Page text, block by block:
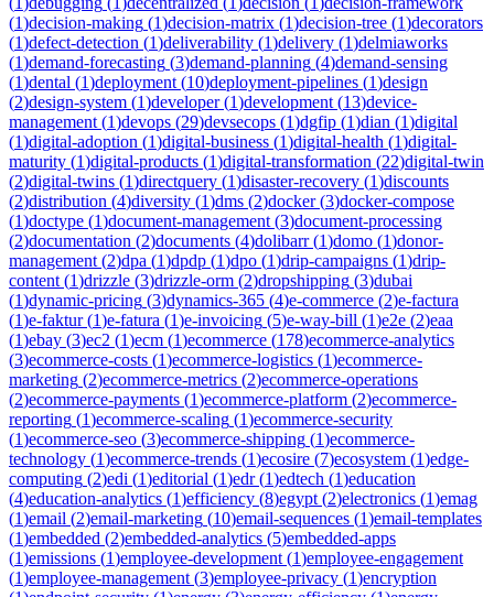
(1)decision-making (1)decision-matrix (1)decision-tree (1)decorators
(1)defect-detection (1)deliverability (1)delivery (1)delmiaworks
(1)demand-forecasting (3)demand-planning (4)demand-sensing
(1)dental (1)deployment (10)deployment-pipelines (1)design
(2)design-system (1)developer(1)development (13)device-
management (1)devops (29)devsecops (1)dgfip (1)dian (1)digital
(1)digital-adoption (1)digital-business (1)digital-health (1)digital-
maturity (1)digital-products (1)digital-transformation (22)digital-twin
(2)digital-twins (1)directquery (1)disaster-recovery (1)discounts
(2)distribution (4)diversity (1)dms (2)docker(3)docker-compose
(1)doctype (1)document-management (3)document-processing
(2)documentation (2)documents (4)dolibarr(1)domo (1)donor-
management (2)dpa (1)dpdp (1)dpo (1)drip-campaigns (1)drip-
content (1)drizzle (3)drizzle-orm (2)dropshipping (3)dubai
(1)dynamic-pricing (3)dynamics-365 (4)e-commerce (2)e-factura
(1)e-faktur(1)e-fatura (1)e-invoicing (5)e-way-bill (1)e2e (2)eaa
(1)ebay (3)ec2 (1)ecm (1)ecommerce (178)ecommerce-analytics
(3)ecommerce-costs (1)ecommerce-logistics (1)ecommerce-
marketing (2)ecommerce-metrics (2)ecommerce-operations
(2)ecommerce-payments (1)ecommerce-platform (2)ecommerce-
reporting (1)ecommerce-scaling (1)ecommerce-security
(1)ecommerce-seo (3)ecommerce-shipping (1)ecommerce-
technology (1)ecommerce-trends (1)ecosire (7)ecosystem (1)edge-
computing (2)edi (1)editorial (1)edr(1)edtech (1)education
(4)education-analytics (1)efficiency (8)egypt (2)electronics (1)emag
(1)email (2)email-marketing (10)email-sequences (1)email-templates
(1)embedded (2)embedded-analytics (5)embedded-apps
(1)emissions (1)employee-development (1)employee-engagement
(1)employee-management (3)employee-privacy (1)encryption